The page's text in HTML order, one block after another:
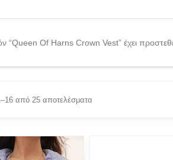
“Queen Of Harns Crown Vest” έχει
από 25 αποτελέσματα